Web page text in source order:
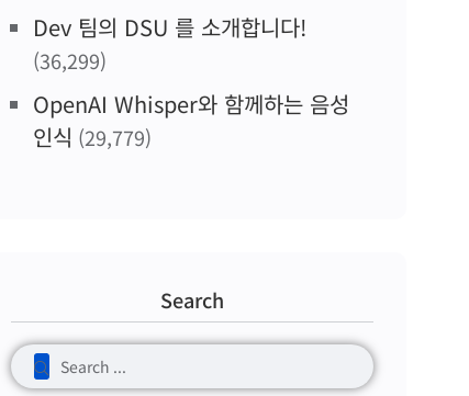
Dev 팀의 DSU 를 소개합니다!
(36,299)
OpenAI Whisper와 함께하는 음성
인식 (29,779)
Search